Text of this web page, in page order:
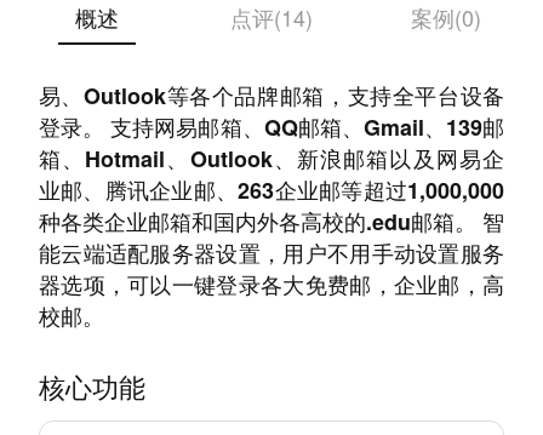
概述
点评(14) 案例(0)
易、Outlook等各个品牌邮箱，支持全平台设备
登录。 支持网易邮箱、QQ邮箱、Gmail、139邮
箱、Hotmail、Outlook、新浪邮箱以及网易企
业邮、腾讯企业邮、263企业邮等超过1,000,000
种各类企业邮箱和国内外各高校的.edu邮箱。 智
能云端适配服务器设置，用户不用手动设置服务
器选项，可以一键登录各大免费邮，企业邮，高
校邮。
核心功能